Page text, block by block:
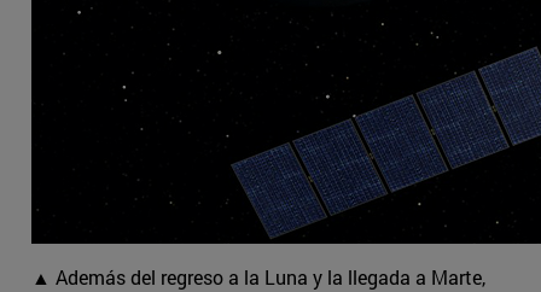
▲ Además del regreso a la Luna y la llegada a Marte,